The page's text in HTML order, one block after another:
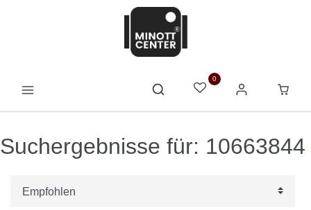
0
Suchergebnisse für: 10663844